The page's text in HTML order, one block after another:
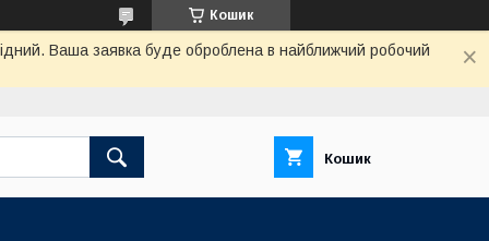
Кошик
Ваша заявка буде оброблена в найближчий робочий
Кошик